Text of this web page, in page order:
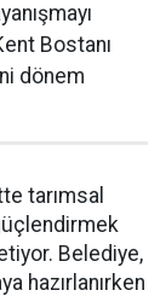
Bostanı
dönem
tarımsal
Belediye,
hazırlanırken